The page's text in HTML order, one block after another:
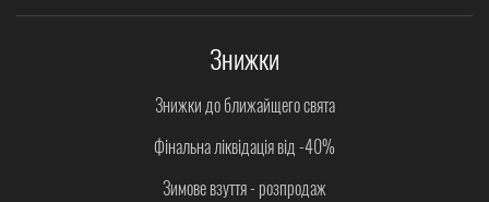
Знижки
Знижки до ближайщего свята
Фінальна ліквідація від -40%
Зимове взуття - розпродаж